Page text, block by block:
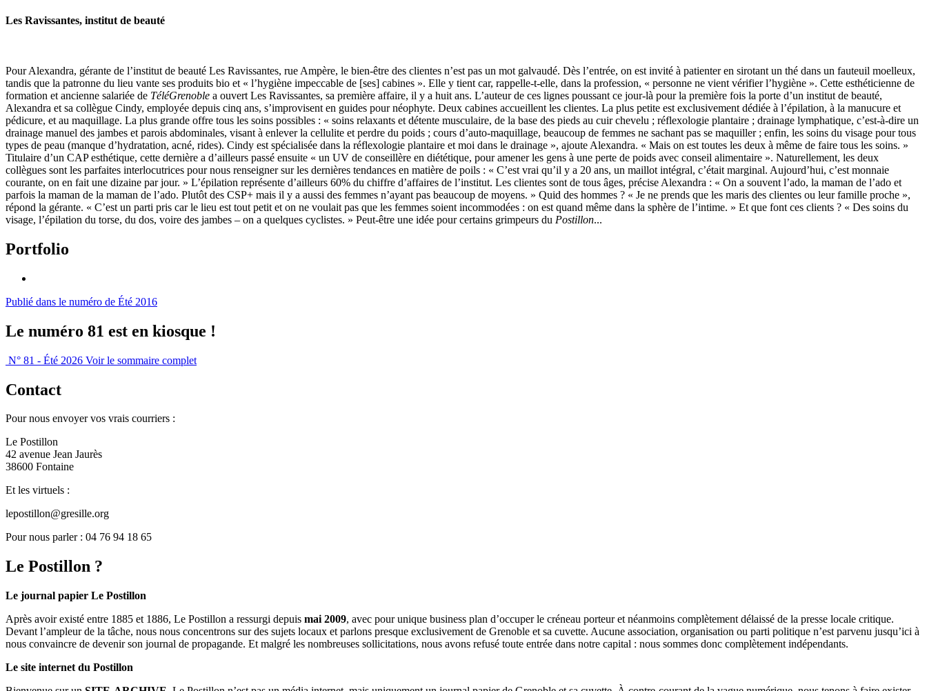
Les Ravissantes, institut de beauté
Pour Alexandra, gérante de l’institut de beauté Les Ravissantes, rue Ampère, le bien-être des clientes n’est pas un mot galvaudé. Dès l’entrée, on est invité à patienter en sirotant un thé dans un fauteuil moelleux,
tandis que la patronne du lieu vante ses produits bio et « l’hygiène impeccable de [ses] cabines ». Elle y tient car, rappelle-t-elle, dans la profession, « personne ne vient vérifier l’hygiène ». Cette esthéticienne de
formation et ancienne salariée de TéléGrenoble a ouvert Les Ravissantes, sa première affaire, il y a huit ans. L’auteur de ces lignes poussant ce jour-là pour la première fois la porte d’un institut de beauté,
Alexandra et sa collègue Cindy, employée depuis cinq ans, s’improvisent en guides pour néophyte. Deux cabines accueillent les clientes. La plus petite est exclusivement dédiée à l’épilation, à la manucure et
pédicure, et au maquillage. La plus grande offre tous les soins possibles : « soins relaxants et détente musculaire, de la base des pieds au cuir chevelu ; réflexologie plantaire ; drainage lymphatique, c’est-à-dire un
drainage manuel des jambes et parois abdominales, visant à enlever la cellulite et perdre du poids ; cours d’auto-maquillage, beaucoup de femmes ne sachant pas se maquiller ; enfin, les soins du visage pour tous
types de peau (manque d’hydratation, acné, rides). Cindy est spécialisée dans la réflexologie plantaire et moi dans le drainage », ajoute Alexandra. « Mais on est toutes les deux à même de faire tous les soins. »
Titulaire d’un CAP esthétique, cette dernière a d’ailleurs passé ensuite « un UV de conseillère en diététique, pour amener les gens à une perte de poids avec conseil alimentaire ». Naturellement, les deux
collègues sont les parfaites interlocutrices pour nous renseigner sur les dernières tendances en matière de poils : « C’est vrai qu’il y a 20 ans, un maillot intégral, c’était marginal. Aujourd’hui, c’est monnaie
courante, on en fait une dizaine par jour. » L’épilation représente d’ailleurs 60% du chiffre d’affaires de l’institut. Les clientes sont de tous âges, précise Alexandra : « On a souvent l’ado, la maman de l’ado et
parfois la maman de la maman de l’ado. Plutôt des CSP+ mais il y a aussi des femmes n’ayant pas beaucoup de moyens. » Quid des hommes ? « Je ne prends que les maris des clientes ou leur famille proche »,
répond la gérante. « C’est un parti pris car le lieu est tout petit et on ne voulait pas que les femmes soient incommodées : on est quand même dans la sphère de l’intime. » Et que font ces clients ? « Des soins du
visage, l’épilation du torse, du dos, voire des jambes – on a quelques cyclistes. » Peut-être une idée pour certains grimpeurs du Postillon...
Portfolio
Publié dans le numéro de Été 2016
Le numéro 81 est en kiosque !
N° 81 - Été 2026 Voir le sommaire complet
Contact
Pour nous envoyer vos vrais courriers :
Le Postillon
42 avenue Jean Jaurès
38600 Fontaine
Et les virtuels :
lepostillon@gresille.org
Pour nous parler : 04 76 94 18 65
Le Postillon ?
Le journal papier Le Postillon
Après avoir existé entre 1885 et 1886, Le Postillon a ressurgi depuis mai 2009, avec pour unique business plan d’occuper le créneau porteur et néanmoins complètement délaissé de la presse locale critique.
Devant l’ampleur de la tâche, nous nous concentrons sur des sujets locaux et parlons presque exclusivement de Grenoble et sa cuvette. Aucune association, organisation ou parti politique n’est parvenu jusqu’ici à
nous convaincre de devenir son journal de propagande. Et malgré les nombreuses sollicitations, nous avons refusé toute entrée dans notre capital : nous sommes donc complètement indépendants.
Le site internet du Postillon